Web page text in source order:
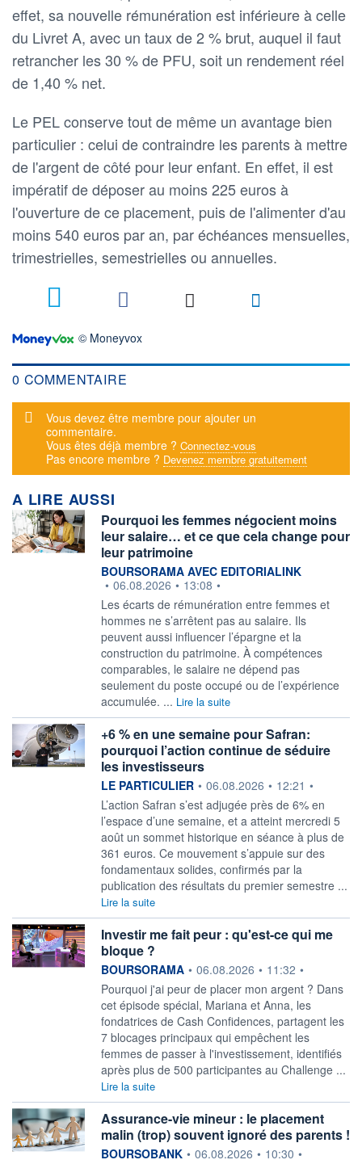
effet, sa nouvelle rémunération est inférieure à celle
du Livret A, avec un taux de 2 % brut, auquel il faut
retrancher les 30 % de PFU, soit un rendement réel
de 1,40 % net.
Le PEL conserve tout de même un avantage bien
particulier : celui de contraindre les parents à mettre
de l'argent de côté pour leur enfant. En effet, il est
impératif de déposer au moins 225 euros à
l'ouverture de ce placement, puis de l'alimenter d'au
moins 540 euros par an, par échéances mensuelles,
trimestrielles, semestrielles ou annuelles.
© Moneyvox
0 COMMENTAIRE
Message d'alerte
Vous devez être membre pour ajouter un
commentaire.
Vous êtes déjà membre ? Connectez-vous
Pas encore membre ? Devenez membre gratuitement
A LIRE AUSSI
Pourquoi les femmes négocient moins
leur salaire… et ce que cela change pour
leur patrimoine
information fournie par
BOURSORAMA AVEC EDITORIALINK
• 06.08.2026 • 13:08 •
Les écarts de rémunération entre femmes et
hommes ne s’arrêtent pas au salaire. Ils
peuvent aussi influencer l’épargne et la
construction du patrimoine. À compétences
comparables, le salaire ne dépend pas
seulement du poste occupé ou de l’expérience
accumulée. ... Lire la suite
+6 % en une semaine pour Safran:
pourquoi l’action continue de séduire
les investisseurs
information fournie par
LE PARTICULIER • 06.08.2026 • 12:21 •
L’action Safran s’est adjugée près de 6% en
l’espace d’une semaine, et a atteint mercredi 5
août un sommet historique en séance à plus de
361 euros. Ce mouvement s’appuie sur des
fondamentaux solides, confirmés par la
publication des résultats du premier semestre ...
Lire la suite
Investir me fait peur : qu'est-ce qui me
bloque ?
information fournie par
BOURSORAMA • 06.08.2026 • 11:32 •
Pourquoi j'ai peur de placer mon argent ? Dans
cet épisode spécial, Mariana et Anna, les
fondatrices de Cash Confidences, partagent les
7 blocages principaux qui empêchent les
femmes de passer à l'investissement, identifiés
après plus de 500 participantes au Challenge ...
Lire la suite
Assurance-vie mineur : le placement
malin (trop) souvent ignoré des parents !
information fournie par
BOURSOBANK • 06.08.2026 • 10:30 •